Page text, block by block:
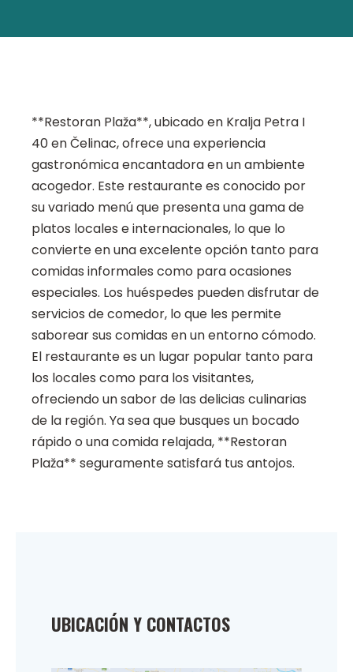
**Restoran Plaža**, ubicado en Kralja Petra I
40 en Čelinac, ofrece una experiencia
gastronómica encantadora en un ambiente
acogedor. Este restaurante es conocido por
su variado menú que presenta una gama de
platos locales e internacionales, lo que lo
convierte en una excelente opción tanto para
comidas informales como para ocasiones
especiales. Los huéspedes pueden disfrutar de
servicios de comedor, lo que les permite
saborear sus comidas en un entorno cómodo.
El restaurante es un lugar popular tanto para
los locales como para los visitantes,
ofreciendo un sabor de las delicias culinarias
de la región. Ya sea que busques un bocado
rápido o una comida relajada, **Restoran
Plaža** seguramente satisfará tus antojos.
UBICACIÓN Y CONTACTOS